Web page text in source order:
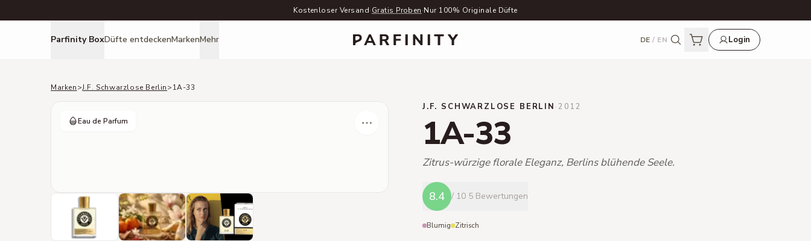
Kostenloser Versand·Gratis Proben·Nur 100% Originale Düfte
Parfinity BoxDüfte entdeckenMarkenMehr DE / EN Login
Marken>J.F. Schwarzlose Berlin>1A-33
Eau de Parfum
J.F. SCHWARZLOSE BERLIN ·2012
1A-33
Zitrus-würzige florale Eleganz, Berlins blühende Seele.
8.4 / 10 5 Bewertungen
Blumig Zitrisch